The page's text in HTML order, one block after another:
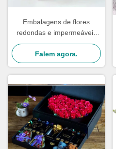
Embalagens de flores
redondas e impermeáveis
de PVC rotativo Embalagens
de presente de rosa eterna
embalagem dupla camada
17 * 20CM
Falem agora.